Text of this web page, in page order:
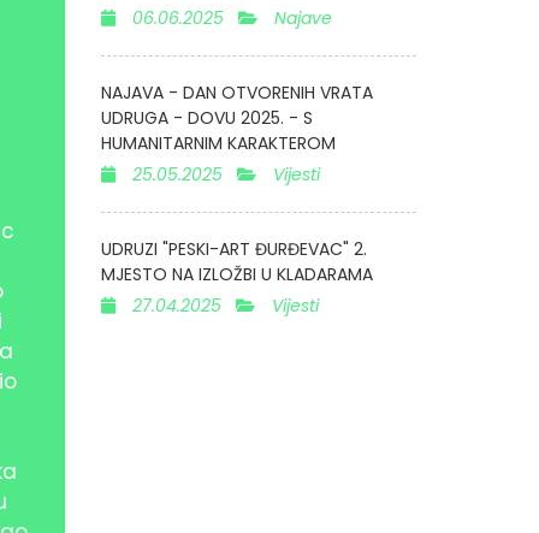
06.06.2025
Najave
NAJAVA - DAN OTVORENIH VRATA
UDRUGA - DOVU 2025. - S
HUMANITARNIM KARAKTEROM
25.05.2025
Vijesti
UDRUZI "PESKI-ART ĐURĐEVAC" 2.
MJESTO NA IZLOŽBI U KLADARAMA
27.04.2025
Vijesti